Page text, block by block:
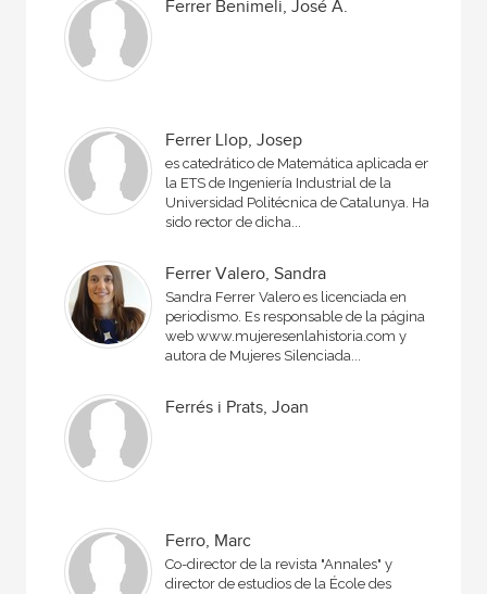
Ferrer Benimeli, José A.
Ferrer Llop, Josep
es catedrático de Matemática aplicada en
la ETS de Ingeniería Industrial de la
Universidad Politécnica de Catalunya. Ha
sido rector de dicha...
Ferrer Valero, Sandra
Sandra Ferrer Valero es licenciada en
periodismo. Es responsable de la página
web www.mujeresenlahistoria.com y
autora de Mujeres Silenciada...
Ferrés i Prats, Joan
Ferro, Marc
Co-director de la revista "Annales" y
director de estudios de la École des